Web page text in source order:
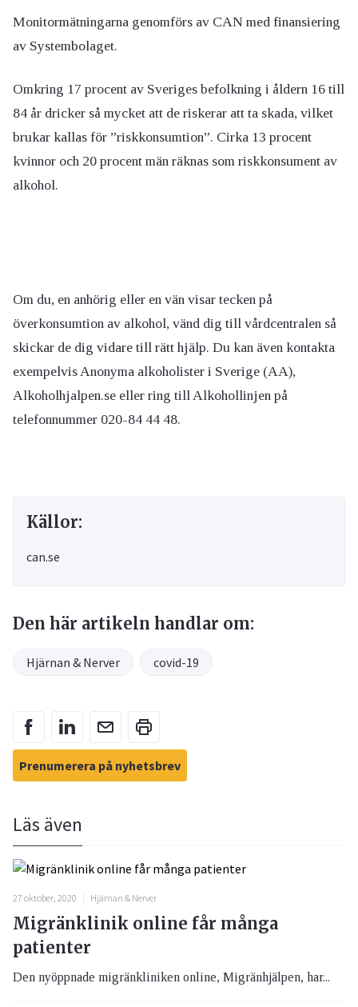
Monitormätningarna genomförs av CAN med finansiering
av Systembolaget.
Omkring 17 procent av Sveriges befolkning i åldern 16 till
84 år dricker så mycket att de riskerar att ta skada, vilket
brukar kallas för ”riskkonsumtion”. Cirka 13 procent
kvinnor och 20 procent män räknas som riskkonsument av
alkohol.
Om du, en anhörig eller en vän visar tecken på
överkonsumtion av alkohol, vänd dig till vårdcentralen så
skickar de dig vidare till rätt hjälp. Du kan även kontakta
exempelvis Anonyma alkoholister i Sverige (AA),
Alkoholhjalpen.se eller ring till Alkohollinjen på
telefonnummer 020-84 44 48.
Källor:
can.se
Den här artikeln handlar om:
Hjärnan & Nerver covid-19
Prenumerera på nyhetsbrev
Läs även
27 oktober, 2020 Hjärnan & Nerver
Migränklinik online får många
patienter
Den nyöppnade migränkliniken online, Migränhjälpen, har...